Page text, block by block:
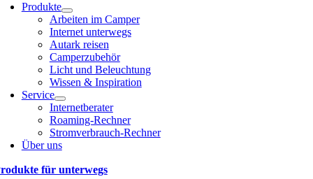
Produkte
Arbeiten im Camper
Internet unterwegs
Autark reisen
Camperzubehör
Licht und Beleuchtung
Wissen & Inspiration
Service
Internetberater
Roaming-Rechner
Stromverbrauch-Rechner
Über uns
für unterwegs